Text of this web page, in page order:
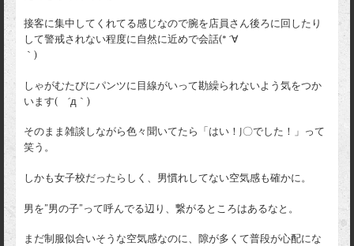
接客に集中してくれてる感じなので腕を店員さん後ろに回したり
して警戒されない程度に自然に近めで会話(* ´∀
｀)
しゃがむたびにパンツに目線がいって勘繰られないよう気をつか
います( ´д｀)
そのまま雑談しながら色々聞いてたら「はい！J〇でした！」って
笑う。
しかも女子校だったらしく、男慣れしてない空気感も確かに。
男を”男の子”って呼んでる辺り、繋がるところはあるなと。
まだ制服似合いそうな空気感なのに、隙が多くて普段が心配にな